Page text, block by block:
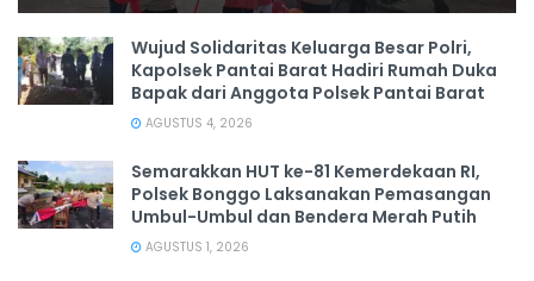
Wujud Solidaritas Keluarga Besar Polri,
Kapolsek Pantai Barat Hadiri Rumah Duka
Bapak dari Anggota Polsek Pantai Barat
AGUSTUS 4, 2026
Semarakkan HUT ke-81 Kemerdekaan RI,
Polsek Bonggo Laksanakan Pemasangan
Umbul-Umbul dan Bendera Merah Putih
AGUSTUS 1, 2026